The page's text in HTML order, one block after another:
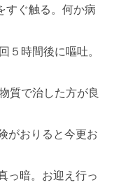
ぐ触る。何か病
時間後に嘔吐。
質で治した方が良
がおりると今更お
っ暗。お迎え行っ